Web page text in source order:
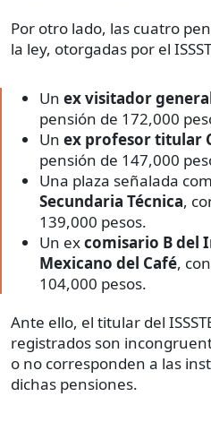
Por otro lado, las cuatro
la ley, otorgadas por el
Un ex visitador
pensión de 172,000
Un ex profesor titular
pensión de 147,000
Una plaza señalada
Secundaria Técnica,
139,000 pesos.
Un excomisario B del
Mexicano del Café,
104,000 pesos.
Ante ello, el titular del
registrados son
o no corresponden a las
dichas pensiones.